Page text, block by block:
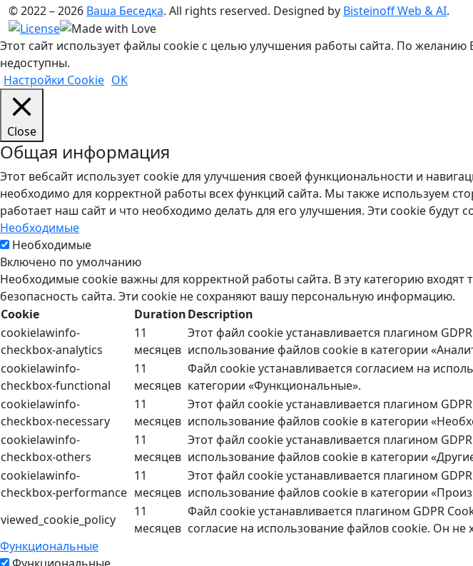
© 2022 – 2026 Ваша Беседка. All rights reserved. Designed by Bisteinoff Web & AI.
Этот сайт использует файлы cookie с целью улучшения работы сайта. По
недоступны.
Настройки Cookie ОК
Close
Общая информация
Этот вебсайт использует cookie для улучшения своей функциональности и
необходимо для корректной работы всех функций сайта. Мы также используем
работает наш сайт и что необходимо делать для его улучшения. Эти cookie будут
Необходимые
Необходимые
Включено по умолчанию
Необходимые cookie важны для корректной работы сайта. В эту категорию
безопасность сайта. Эти cookie не сохраняют вашу персональную информацию.
Cookie
DurationDescription
cookielawinfo-
checkbox-analytics
11
месяцев
Этот файл cookie устанавливается плагином
использование файлов cookie в категории
cookielawinfo-
checkbox-functional
11
месяцев
Файл cookie устанавливается согласием на
категории «Функциональные».
cookielawinfo-
checkbox-necessary
11
месяцев
Этот файл cookie устанавливается плагином
использование файлов cookie в категории
cookielawinfo-
checkbox-others
11
месяцев
Этот файл cookie устанавливается плагином
использование файлов cookie в категории
cookielawinfo-
checkbox-performance
11
месяцев
Этот файл cookie устанавливается плагином
использование файлов cookie в категории
viewed_cookie_policy
11
месяцев
Файл cookie устанавливается плагином GDPR
согласие на использование файлов cookie. Он не
Функциональные